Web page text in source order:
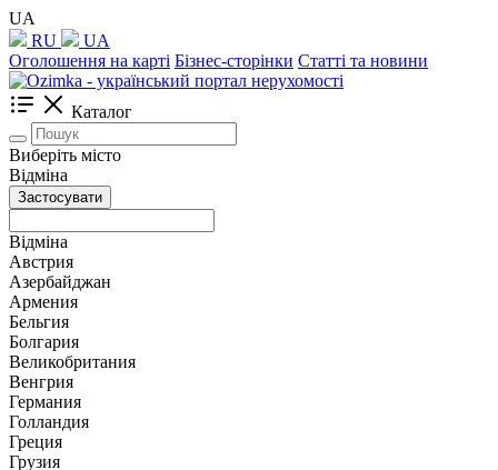
UA
RU
UA
Оголошення на карті Бізнес-сторінки Статті та новини
Каталог
Виберіть місто
Відміна
Застосувати
Відміна
Австрия
Азербайджан
Армения
Бельгия
Болгария
Великобритания
Венгрия
Германия
Голландия
Греция
Грузия